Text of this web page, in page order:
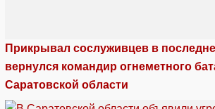
Прикрывал сослуживцев в
вернулся командир огнеметного
Саратовской области